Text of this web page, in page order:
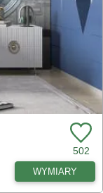
502
WYMIARY